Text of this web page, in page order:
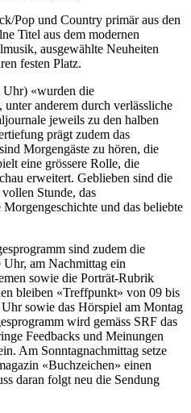
Pop und Country primär aus den
Titel aus dem modernen
ausgewählte Neuheiten
festen Platz.
Uhr) «wurden die
anderem durch verlässliche
jeweils zu den halben
prägt zudem das
Morgengäste zu hören, die
eine grössere Rolle, die
erweitert. Geblieben sind die
Stunde, das
Morgengeschichte und das beliebte
sind zudem die
am Nachmittag ein
sowie die Porträt-Rubrik
bleiben «Treffpunkt» von 09 bis
sowie das Hörspiel am Montag
wird gemäss SRF das
Feedbacks und Meinungen
Am Sonntagnachmittag setze
«Buchzeichen» einen
daran folgt neu die Sendung